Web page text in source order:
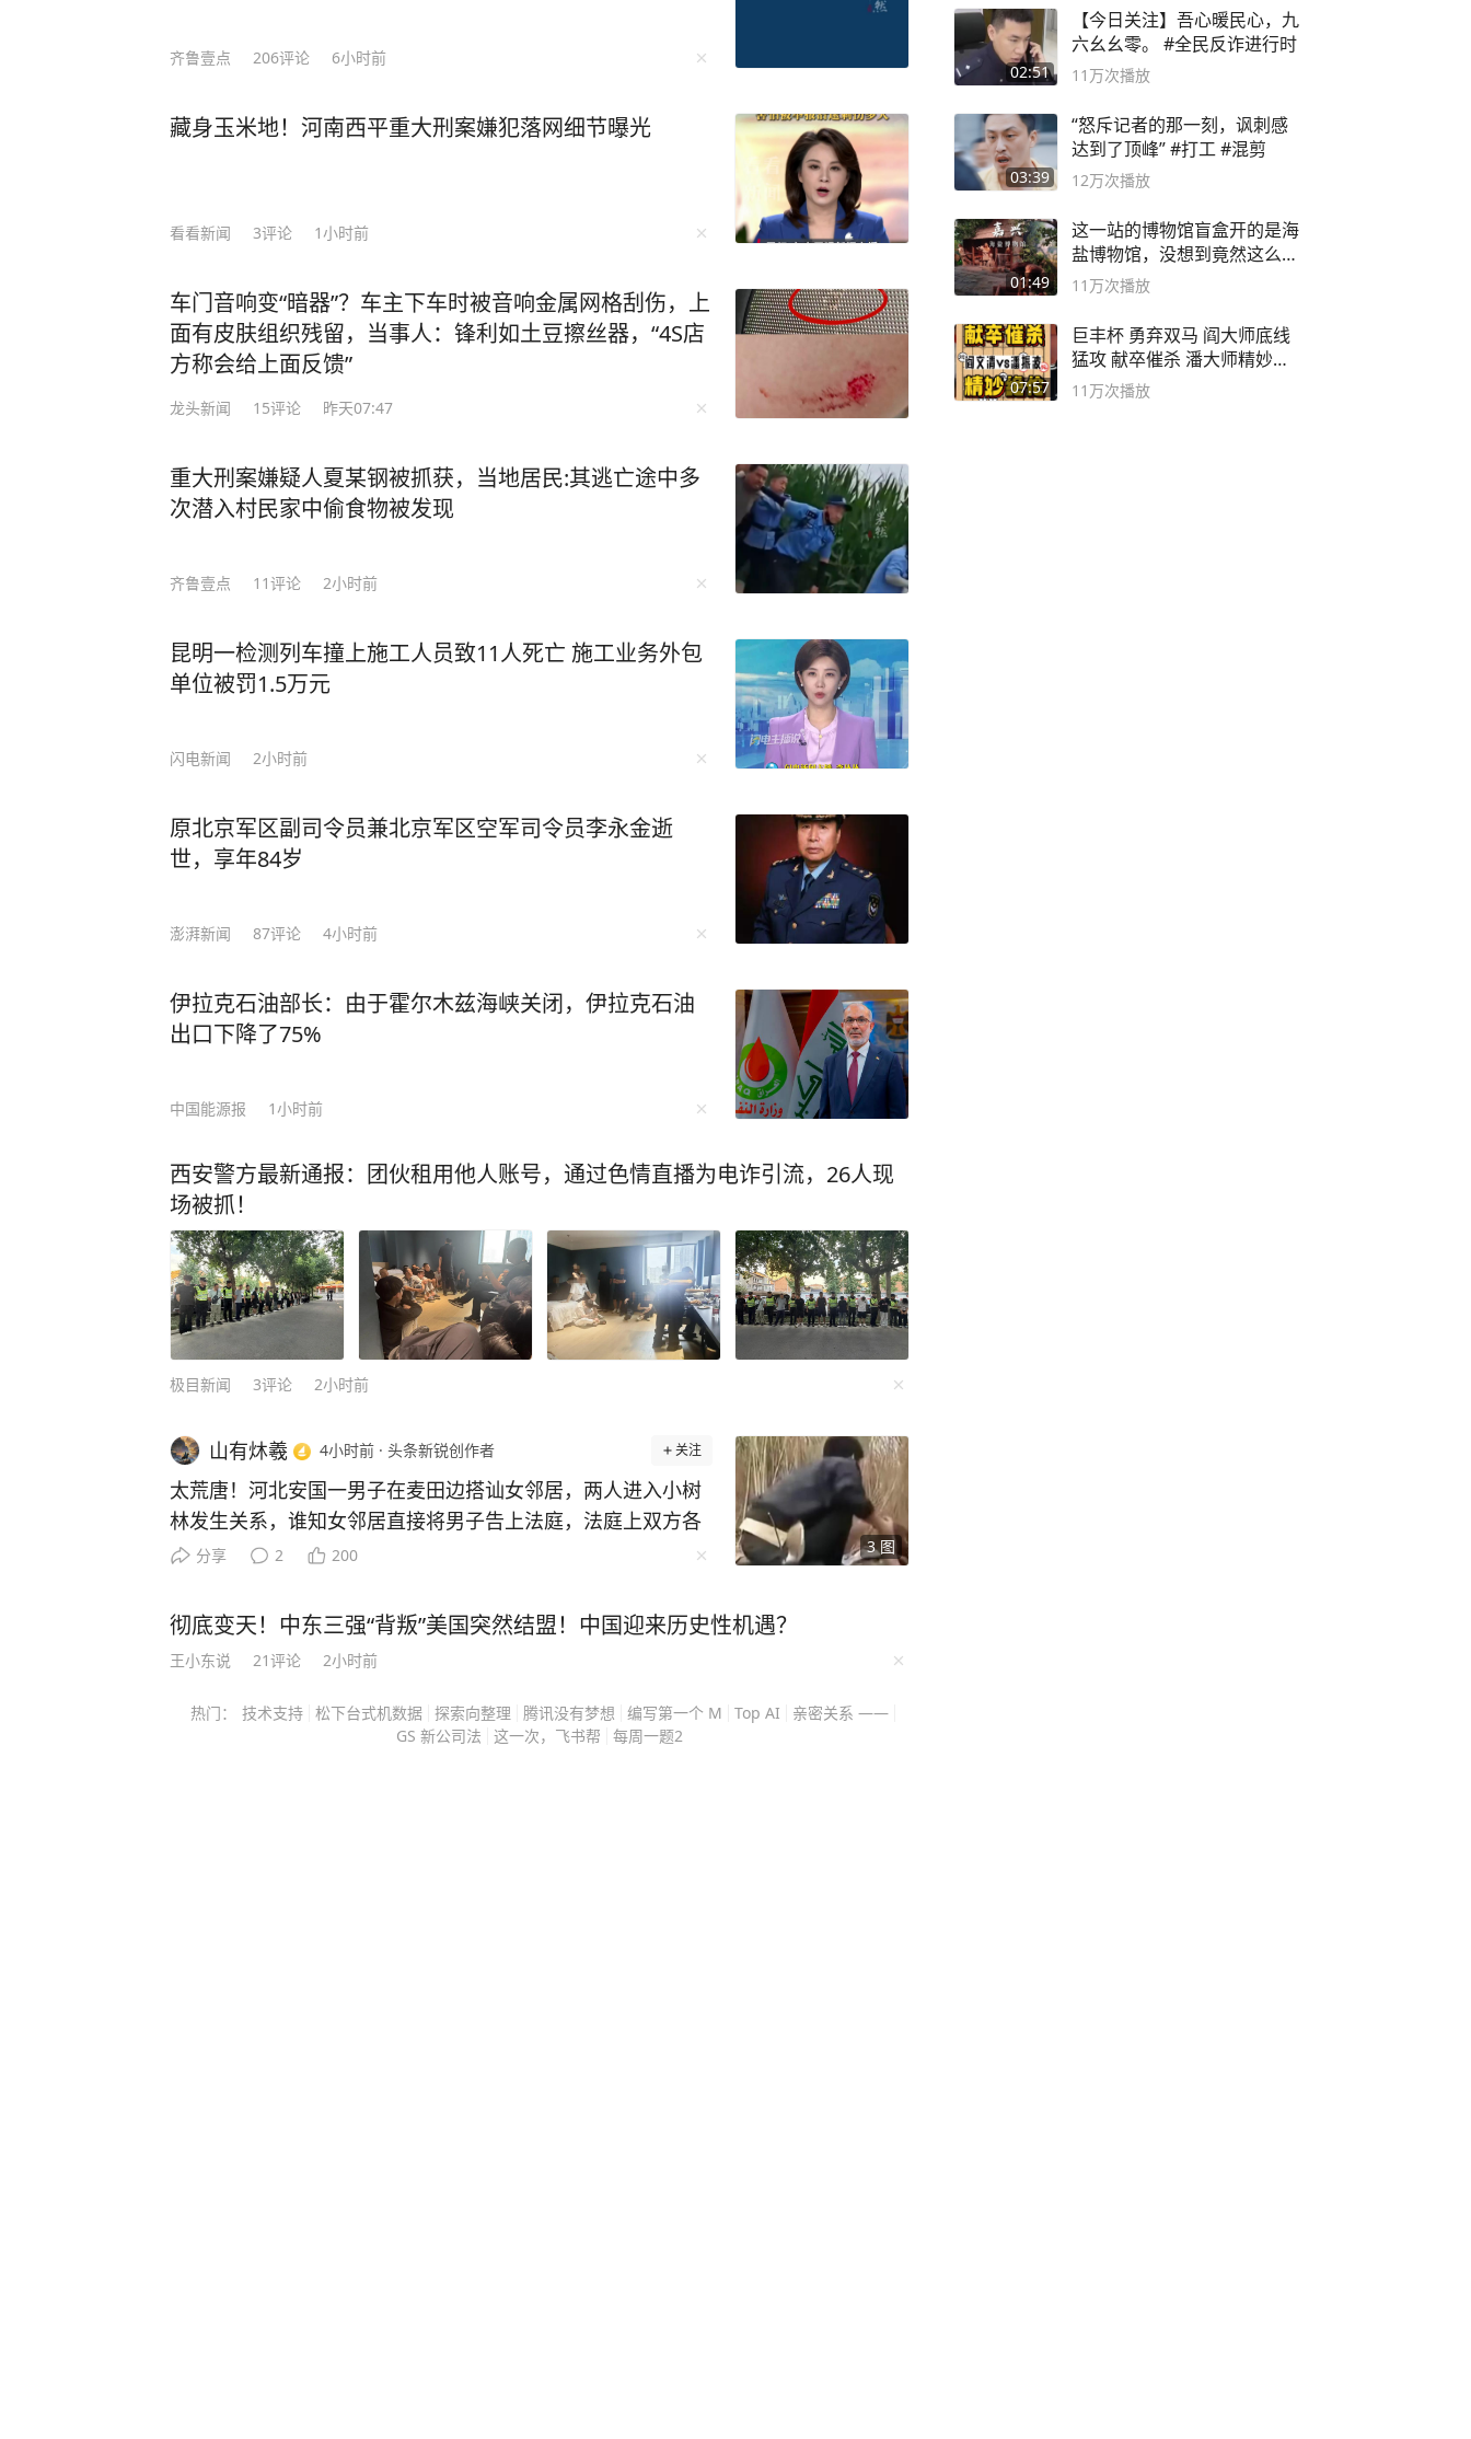
齐鲁壹点 206评论 6小时前
藏身玉米地！河南西平重大刑案嫌犯落网细节曝光
看看新闻 3评论 1小时前
车门音响变“暗器”？车主下车时被音响金属网格刮伤，上
面有皮肤组织残留，当事人：锋利如土豆擦丝器，“4S店
方称会给上面反馈”
龙头新闻 15评论 昨天07:47
重大刑案嫌疑人夏某钢被抓获，当地居民:其逃亡途中多
次潜入村民家中偷食物被发现
齐鲁壹点 11评论 2小时前
昆明一检测列车撞上施工人员致11人死亡 施工业务外包
单位被罚1.5万元
闪电新闻 2小时前
原北京军区副司令员兼北京军区空军司令员李永金逝
世，享年84岁
澎湃新闻 87评论 4小时前
伊拉克石油部长：由于霍尔木兹海峡关闭，伊拉克石油
出口下降了75%
中国能源报 1小时前
西安警方最新通报：团伙租用他人账号，通过色情直播为电诈引流，26人现
场被抓！
极目新闻 3评论 2小时前
3 图
山有炑羲 4小时前 · 头条新锐创作者 关注
太荒唐！河北安国一男子在麦田边搭讪女邻居，两人进入小树
林发生关系，谁知女邻居直接将男子告上法庭，法庭上双方各
执一词，判决结果出人意料。 河北安国这起农村旧案，真正值
谁反悔了。 案件最后为什么以强奸罪定罪，关键只有一个，女
方是否自愿，以及法院手里的证据能不能证明这一点。 案发当
天清晨，刘某独自在田间干活，同村男子康某来到附近。 按照
裁判材料记载，两人后来发生了性关系，但双方对过程的说法
完全相反，刘某称自己明确拒绝，并遭到暴力和强迫。康某则
分享 2 200
彻底变天！中东三强“背叛”美国突然结盟！中国迎来历史性机遇？
王小东说 21评论 2小时前
热门： 技术支持 松下台式机数据 探索向整理 腾讯没有梦想 编写第一个 M Top AI
亲密关系 ——
GS 新公司法
这一次，飞书帮 每周一题2
02:51
【今日关注】吾心暖民心，九
六幺幺零。 #全民反诈进行时
11万次播放
03:39
“怒斥记者的那一刻，讽刺感
达到了顶峰” #打工 #混剪
12万次播放
01:49
这一站的博物馆盲盒开的是海
盐博物馆，没想到竟然这么好
逛！
11万次播放
07:57
巨丰杯 勇弃双马 阎大师底线
猛攻 献卒催杀 潘大师精妙入
局
11万次播放